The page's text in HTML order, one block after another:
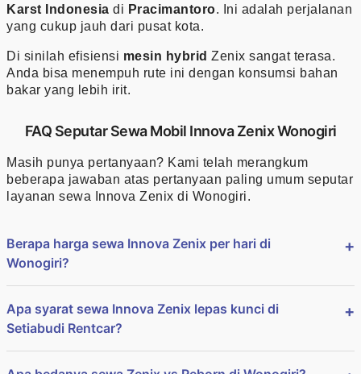
Karst Indonesia di Pracimantoro. Ini adalah perjalanan
yang cukup jauh dari pusat kota.
Di sinilah efisiensi mesin hybrid Zenix sangat terasa.
Anda bisa menempuh rute ini dengan konsumsi bahan
bakar yang lebih irit.
FAQ Seputar Sewa Mobil Innova Zenix Wonogiri
Masih punya pertanyaan? Kami telah merangkum
beberapa jawaban atas pertanyaan paling umum seputar
layanan sewa Innova Zenix di Wonogiri.
Berapa harga sewa Innova Zenix per hari di
Wonogiri?
Apa syarat sewa Innova Zenix lepas kunci di
Setiabudi Rentcar?